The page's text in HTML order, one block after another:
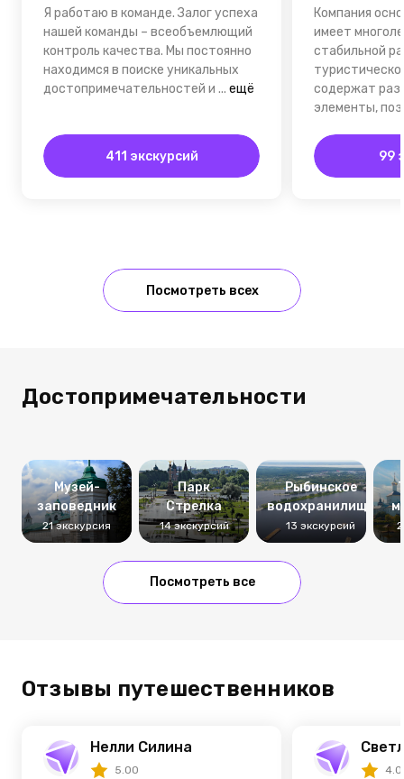
Я работаю в команде. Залог успеха
нашей команды – всеобъемлющий
контроль качества. Мы постоянно
находимся в поиске уникальных
достопримечательностей и ... ещё
411 экскурсий
Компания
имеет
стабильной
содержат
элементы,
99
Посмотреть всех
Достопримечательности
Музей-
заповедник
21 экскурсия
Парк
Стрелка
14 экскурсий
Рыбинское
водохранилище
13 экскурсий
Посмотреть все
Отзывы путешественников
Нелли Силина
5.00